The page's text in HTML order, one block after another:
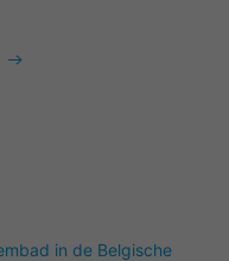
in de Belgische